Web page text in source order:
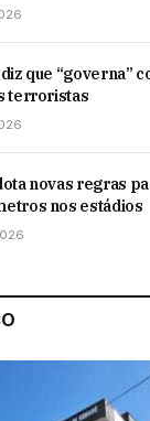
que “governa”
terroristas
novas regras
nos estádios